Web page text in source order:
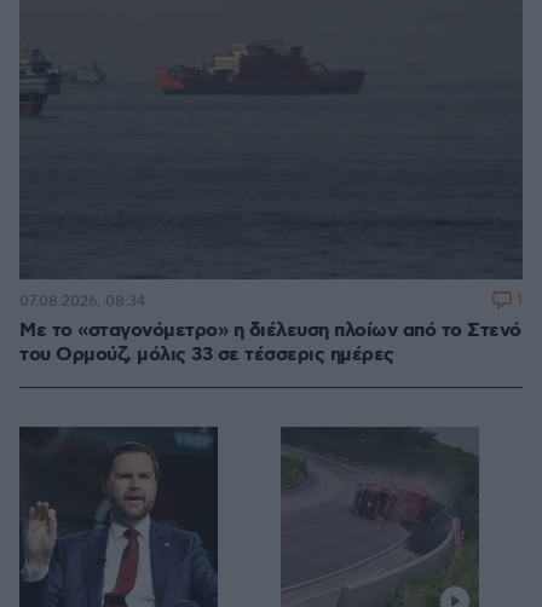
Με το «σταγονόμετρο» η διέλευση πλοίων από το Στενό
του Ορμούζ, μόλις 33 σε τέσσερις ημέρες
07.08.2026, 08:34 1